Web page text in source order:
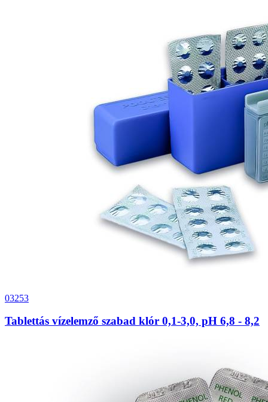
03253
Tablettás vízelemző szabad klór 0,1-3,0, pH 6,8 - 8,2